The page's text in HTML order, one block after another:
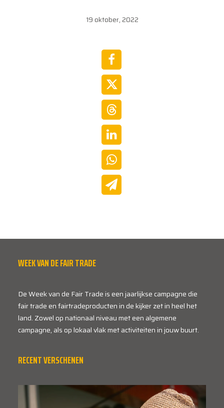
19 oktober, 2022
WEEK VAN DE FAIR TRADE
De Week van de Fair Trade is een jaarlijkse campagne die
fair trade en fairtradeproducten in de kijker zet in heel het
land. Zowel op nationaal niveau met een algemene
campagne, als op lokaal vlak met activiteiten in jouw buurt.
RECENT VERSCHENEN